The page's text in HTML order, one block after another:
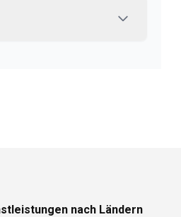
nach Ländern